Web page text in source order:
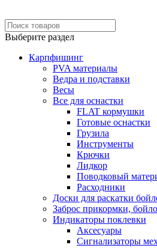
Выберите раздел
Карпфишинг
PVA материалы
Ведра и подставки
Весы
Все для оснастки
FLAT кормушки
Готовые оснастки
Грузила
Инструменты
Крючки
Лидкор
Поводковый
Расходники
Доски для раскатки
Заброс прикормки,
Индикаторы поклевки
Аксесуары
Сигнализаторы